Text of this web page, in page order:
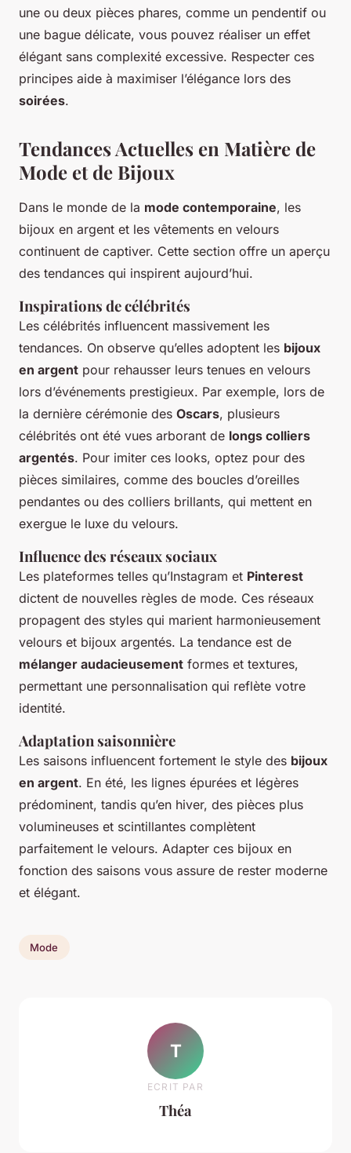
une ou deux pièces phares, comme un pendentif ou
une bague délicate, vous pouvez réaliser un effet
élégant sans complexité excessive. Respecter ces
principes aide à maximiser l’élégance lors des
soirées.
Tendances Actuelles en Matière de
Mode et de Bijoux
Dans le monde de la mode contemporaine, les
bijoux en argent et les vêtements en velours
continuent de captiver. Cette section offre un aperçu
des tendances qui inspirent aujourd’hui.
Inspirations de célébrités
Les célébrités influencent massivement les
tendances. On observe qu’elles adoptent les bijoux
en argent pour rehausser leurs tenues en velours
lors d’événements prestigieux. Par exemple, lors de
la dernière cérémonie des Oscars, plusieurs
célébrités ont été vues arborant de longs colliers
argentés. Pour imiter ces looks, optez pour des
pièces similaires, comme des boucles d’oreilles
pendantes ou des colliers brillants, qui mettent en
exergue le luxe du velours.
Influence des réseaux sociaux
Les plateformes telles qu’Instagram et Pinterest
dictent de nouvelles règles de mode. Ces réseaux
propagent des styles qui marient harmonieusement
velours et bijoux argentés. La tendance est de
mélanger audacieusement formes et textures,
permettant une personnalisation qui reflète votre
identité.
Adaptation saisonnière
Les saisons influencent fortement le style des bijoux
en argent. En été, les lignes épurées et légères
prédominent, tandis qu’en hiver, des pièces plus
volumineuses et scintillantes complètent
parfaitement le velours. Adapter ces bijoux en
fonction des saisons vous assure de rester moderne
et élégant.
Mode
T
ECRIT PAR
Théa